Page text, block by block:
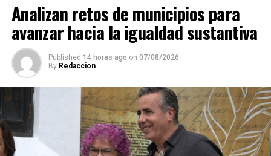
Explicó que de los participantes serán seleccionados
alrededor de 40 atletas que representarán a México en
el campeonato mundial programado para noviembre en
Georgia, por lo que el torneo en Córdoba también
Analizan retos de municipios para
avanzar hacia la igualdad sustantiva
Published 14 horas ago on 07/08/2026
By Redaccion